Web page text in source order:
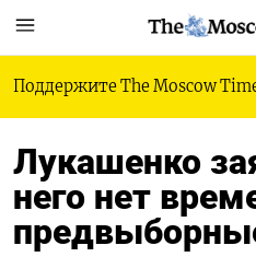
Поддержите The Moscow
Лукашенко
него нет